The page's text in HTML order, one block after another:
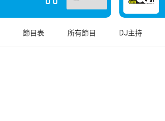
節目表 所有節目 DJ主持